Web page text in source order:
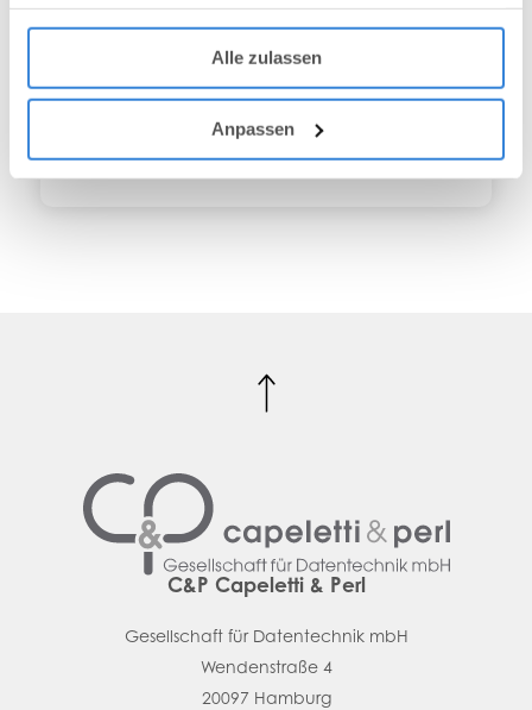
Alle zulassen
Anpassen
einverstanden. Wenn Sie das Video abspielen,
übertragen.
C&P Capeletti & Perl
Gesellschaft für Datentechnik mbH
Wendenstraße 4
20097 Hamburg